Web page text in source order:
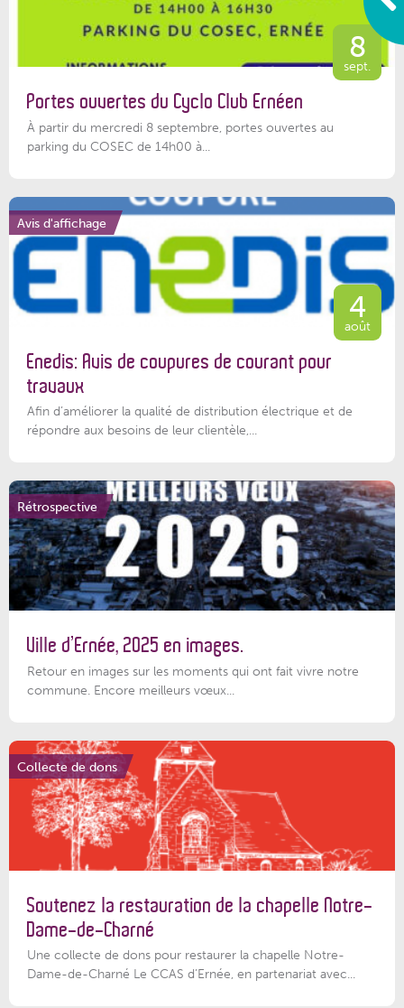
8
sept.
Portes ouvertes du Cyclo Club Ernéen
À partir du mercredi 8 septembre, portes ouvertes au
parking du COSEC de 14h00 à...
Avis d'affichage
4
août
Enedis: Avis de coupures de courant pour
travaux
Afin d’améliorer la qualité de distribution électrique et de
répondre aux besoins de leur clientèle,...
Rétrospective
Ville d’Ernée, 2025 en images.
Retour en images sur les moments qui ont fait vivre notre
commune. Encore meilleurs vœux...
Collecte de dons
Soutenez la restauration de la chapelle Notre-
Dame-de-Charné
Une collecte de dons pour restaurer la chapelle Notre-
Dame-de-Charné Le CCAS d’Ernée, en partenariat avec...